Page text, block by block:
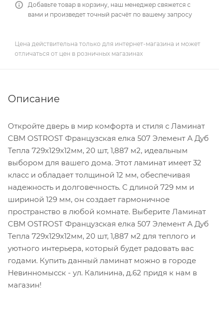
Добавьте товар в корзину, наш менеджер свяжется с
вами и произведет точный расчёт по вашему запросу
Цена действительна только для интернет-магазина и может
отличаться от цен в розничных магазинах
Описание
Откройте дверь в мир комфорта и стиля с Ламинат
CBM OSTROST Французская елка 507 Элемент А Дуб
Тепла 729х129х12мм, 20 шт, 1,887 м2, идеальным
выбором для вашего дома. Этот ламинат имеет 32
класс и обладает толщиной 12 мм, обеспечивая
надежность и долговечность. С длиной 729 мм и
шириной 129 мм, он создает гармоничное
пространство в любой комнате. Выберите Ламинат
CBM OSTROST Французская елка 507 Элемент А Дуб
Тепла 729х129х12мм, 20 шт, 1,887 м2 для теплого и
уютного интерьера, который будет радовать вас
годами. Купить данный ламинат можно в городе
Невинномысск - ул. Калинина, д.62 придя к нам в
магазин!